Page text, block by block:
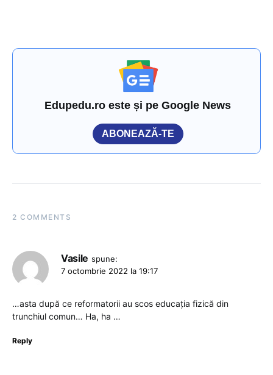
Edupedu.ro este și pe Google News
ABONEAZĂ-TE
2 COMMENTS
Vasile spune:
7 octombrie 2022 la 19:17
…asta după ce reformatorii au scos educația fizică din
trunchiul comun… Ha, ha …
Reply